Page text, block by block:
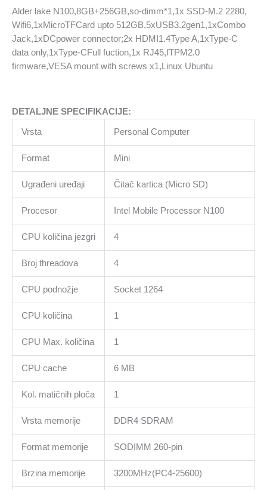
512GB,5xUSB3.2gen1,1xCombo
Jack,1xDCpower
connector;2x
HDMI1.4Type
A,1xType-
CFull
fuction,1x
RJ45,fTPM2.0
firmware,VESA
mount
with
screws
x1,Linux
Ubuntu
količina
Alder lake N100,8GB+256GB,so-dimm*1,1x SSD-M.2 2280,
Wifi6,1xMicroTFCard upto 512GB,5xUSB3.2gen1,1xCombo
Jack,1xDCpower connector;2x HDMI1.4Type A,1xType-C
data only,1xType-CFull fuction,1x RJ45,fTPM2.0
firmware,VESA mount with screws x1,Linux Ubuntu
DETALJNE SPECIFIKACIJE:
Vrsta Personal Computer
Format Mini
Ugrađeni uređaji Čitač kartica (Micro SD)
Procesor Intel Mobile Processor N100
CPU količina jezgri 4
Broj threadova 4
CPU podnožje Socket 1264
CPU količina 1
CPU Max. količina 1
CPU cache 6 MB
Kol. matičnih ploča 1
Vrsta memorije DDR4 SDRAM
Format memorije SODIMM 260-pin
Brzina memorije 3200MHz(PC4-25600)